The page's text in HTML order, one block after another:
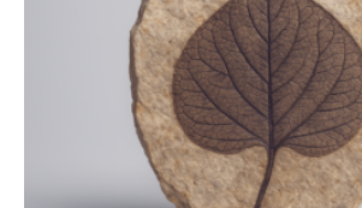
peroxisomalen Proteintransports in
Saccharomyces cerevisiae entdeckt,
Funktionsfähigkeit der Organellen
Studie wurde am 28. Oktober 2025 in
Fachzeitschrift…